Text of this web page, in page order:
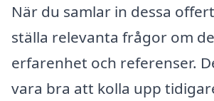
När du samlar in dessa
ställa relevanta frågor om
erfarenhet och referenser.
vara bra att kolla upp